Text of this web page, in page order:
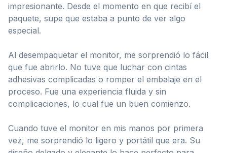
impresionante. Desde el momento en que recibí el
paquete, supe que estaba a punto de ver algo
especial.
Al desempaquetar el monitor, me sorprendió lo fácil
que fue abrirlo. No tuve que luchar con cintas
adhesivas complicadas o romper el embalaje en el
proceso. Fue una experiencia fluida y sin
complicaciones, lo cual fue un buen comienzo.
Cuando tuve el monitor en mis manos por primera
vez, me sorprendió lo ligero y portátil que era. Su